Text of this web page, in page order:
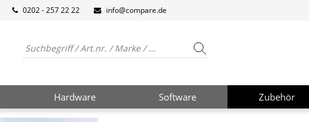
0202 - 257 22 22 info@compare.de
Hardware Software Zubehör